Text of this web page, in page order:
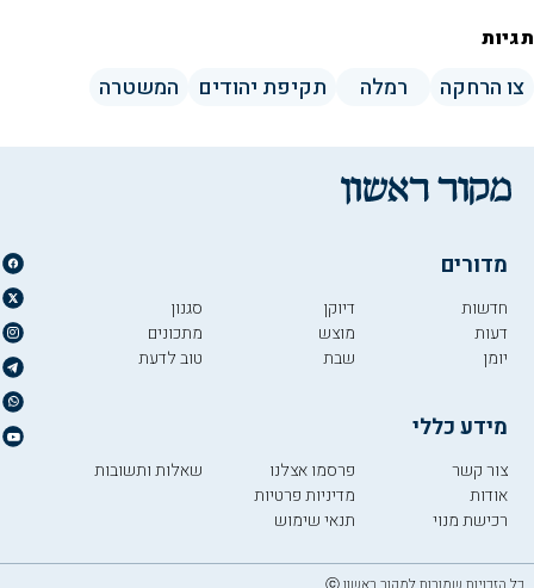
תגיות
צו הרחקה רמלה תקיפת יהודים המשטרה
מדורים
חדשות
דעות
יומן
דיוקן
מוצש
שבת
סגנון
מתכונים
טוב לדעת
מידע כללי
צור קשר
אודות
רכישת מנוי
פרסמו אצלנו
מדיניות פרטיות
תנאי שימוש
שאלות ותשובות